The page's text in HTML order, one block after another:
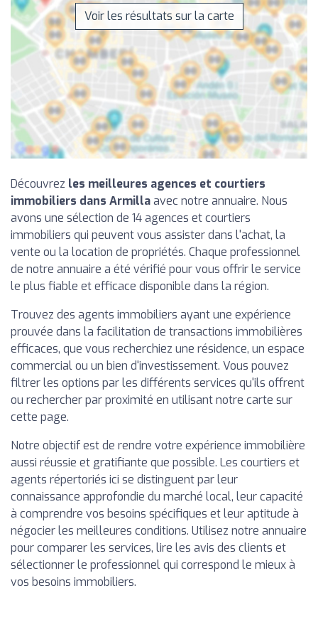
Voir les résultats sur la carte
Découvrez les meilleures agences et courtiers
immobiliers dans Armillaavec notre annuaire. Nous
avons une sélection de 14 agences et courtiers
immobiliers qui peuvent vous assister dans l'achat, la
vente ou la location de propriétés. Chaque professionnel
de notre annuaire a été vérifié pour vous offrir le service
le plus fiable et efficace disponible dans la région.
Trouvez des agents immobiliers ayant une expérience
prouvée dans la facilitation de transactions immobilières
efficaces, que vous recherchiez une résidence, un espace
commercial ou un bien d'investissement. Vous pouvez
filtrer les options par les différents services qu'ils offrent
ou rechercher par proximité en utilisant notre carte sur
cette page.
Notre objectif est de rendre votre expérience immobilière
aussi réussie et gratifiante que possible. Les courtiers et
agents répertoriés ici se distinguent par leur
connaissance approfondie du marché local, leur capacité
à comprendre vos besoins spécifiques et leur aptitude à
négocier les meilleures conditions. Utilisez notre annuaire
pour comparer les services, lire les avis des clients et
sélectionner le professionnel qui correspond le mieux à
vos besoins immobiliers.